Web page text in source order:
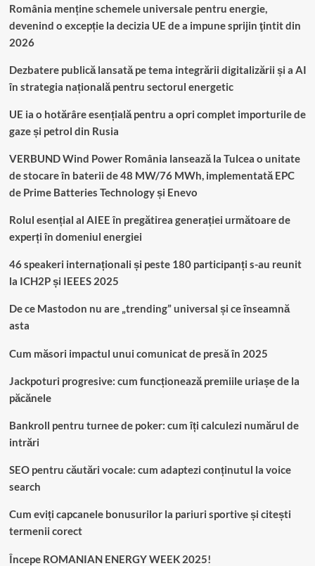
România menține schemele universale pentru energie,
devenind o excepție la decizia UE de a impune sprijin ţintit din
2026
Dezbatere publică lansată pe tema integrării digitalizării și a AI
în strategia națională pentru sectorul energetic
UE ia o hotărâre esențială pentru a opri complet importurile de
gaze și petrol din Rusia
VERBUND Wind Power România lansează la Tulcea o unitate
de stocare în baterii de 48 MW/76 MWh, implementată EPC
de Prime Batteries Technology și Enevo
Rolul esențial al AIEE în pregătirea generației următoare de
experți în domeniul energiei
46 speakeri internaționali și peste 180 participanți s-au reunit
la ICH2P și IEEES 2025
De ce Mastodon nu are „trending” universal și ce înseamnă
asta
Cum măsori impactul unui comunicat de presă în 2025
Jackpoturi progresive: cum funcționează premiile uriașe de la
păcănele
Bankroll pentru turnee de poker: cum îți calculezi numărul de
intrări
SEO pentru căutări vocale: cum adaptezi conținutul la voice
search
Cum eviți capcanele bonusurilor la pariuri sportive și citești
termenii corect
Începe ROMANIAN ENERGY WEEK 2025!